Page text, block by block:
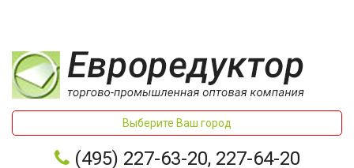
Выберите Ваш город
(495) 227-63-20, 227-64-20